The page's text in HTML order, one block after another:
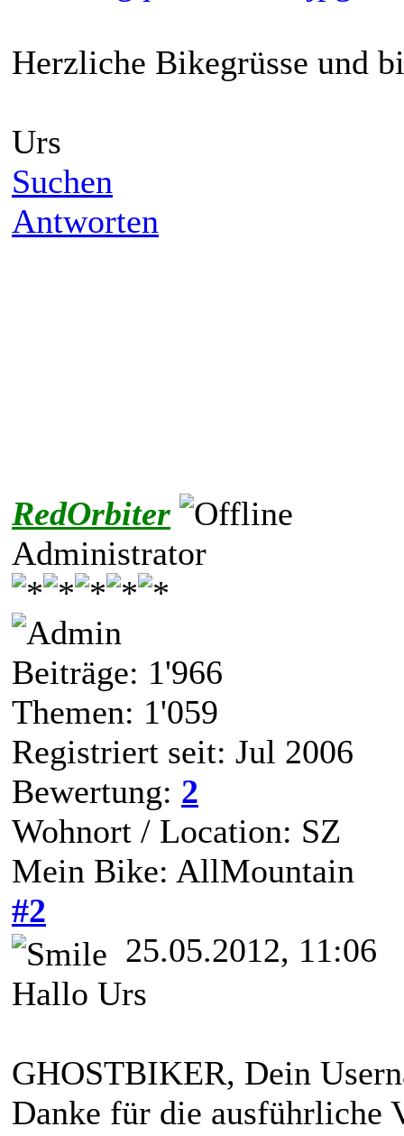
Herzliche Bikegrüsse und
Urs
Suchen
Antworten
RedOrbiter
Administrator
Beiträge: 1'966
Themen: 1'059
Registriert seit: Jul 2006
Bewertung: 2
Wohnort / Location: SZ
Mein Bike: AllMountain
#2
25.05.2012, 11:06
Hallo Urs
GHOSTBIKER, Dein
Danke für die ausführliche